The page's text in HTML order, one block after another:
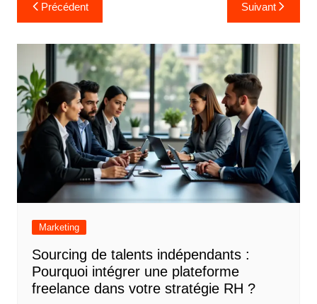
a
v
g
a
t
i
o
n
Précédent Suivant
Marketing
Sourcing de talents indépendants :
Pourquoi intégrer une plateforme
freelance dans votre stratégie RH ?